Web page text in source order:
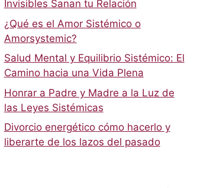
Invisibles Sanan tu Relación
¿Qué es el Amor Sistémico o
Amorsystemic?
Salud Mental y Equilibrio Sistémico: El
Camino hacia una Vida Plena
Honrar a Padre y Madre a la Luz de
las Leyes Sistémicas
Divorcio energético cómo hacerlo y
liberarte de los lazos del pasado